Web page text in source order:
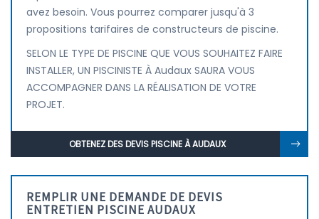
avez besoin. Vous pourrez comparer jusqu'à 3
propositions tarifaires de constructeurs de piscine.
SELON LE TYPE DE PISCINE QUE VOUS SOUHAITEZ FAIRE
INSTALLER, UN PISCINISTE À Audaux SAURA VOUS
ACCOMPAGNER DANS LA RÉALISATION DE VOTRE
PROJET.
OBTENEZ DES DEVIS PISCINE À AUDAUX
REMPLIR UNE DEMANDE DE DEVIS
ENTRETIEN PISCINE AUDAUX